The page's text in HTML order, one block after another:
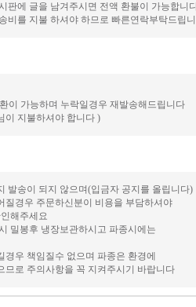
판에 글을 남겨주시면 전액 환불이 가능합니
비를 지불 하셔야 하므로 빠른연락부탁드립
이 가능하며 누락일경우 재발송해드립니다
이 지불하셔야 합니다 )
발송이 되지 않으며(입금자 공지를 올립니다)
질경우 주문하신분이 비용을 부담하셔야
해주세요
밀봉후 냉장보관하시고 파종시에는
우 책임질수 없으며 파종은 환경에
로 주의사항을 꼭 지켜주시기 바랍니다